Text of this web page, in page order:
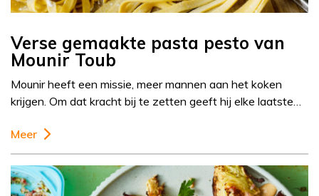
Verse gemaakte pasta pesto van
Mounir Toub
Mounir heeft een missie, meer mannen aan het koken
krijgen. Om dat kracht bij te zetten geeft hij elke laatste…
Meer